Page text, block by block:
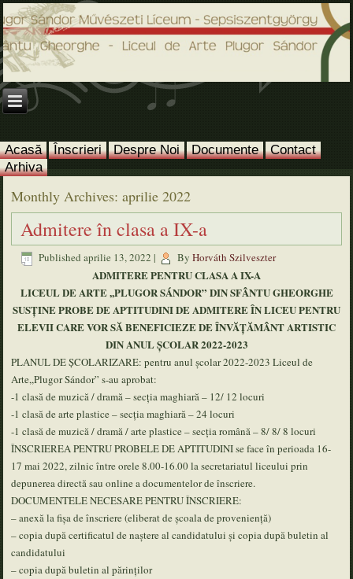
Acasă Înscrieri Despre Noi Documente
Contact
Arhiva
Monthly Archives:aprilie 2022
Admitere în clasa a IX-a
Published aprilie 13, 2022 | By Horváth Szilveszter
ADMITERE PENTRU CLASA A IX-A
LICEUL DE ARTE ,,PLUGOR SÁNDOR” DIN SFÂNTU GHEORGHE
SUSȚINE PROBE DE APTITUDINI DE ADMITERE ÎN LICEU PENTRU
ELEVII CARE VOR SĂ BENEFICIEZE DE ÎNVĂȚĂMÂNT ARTISTIC
DIN ANUL ȘCOLAR 2022-2023
PLANUL DE ȘCOLARIZARE: pentru anul școlar 2022-2023 Liceul de
Arte,,Plugor Sándor” s-au aprobat:
-1 clasă de muzică / dramă – secția maghiară – 12/ 12 locuri
-1 clasă de arte plastice – secția maghiară – 24 locuri
-1 clasă de muzică / dramă / arte plastice – secția română – 8/ 8/ 8 locuri
ÎNSCRIEREA PENTRU PROBELE DE APTITUDINI se face în perioada 16-
17 mai 2022, zilnic între orele 8.00-16.00 la secretariatul liceului prin
depunerea directă sau online a documentelor de înscriere.
DOCUMENTELE NECESARE PENTRU ÎNSCRIERE:
– anexă la fișa de înscriere (eliberat de școala de proveniență)
– copia după certificatul de naștere al candidatului și copia după buletin al
candidatului
– copia după buletin al părinților